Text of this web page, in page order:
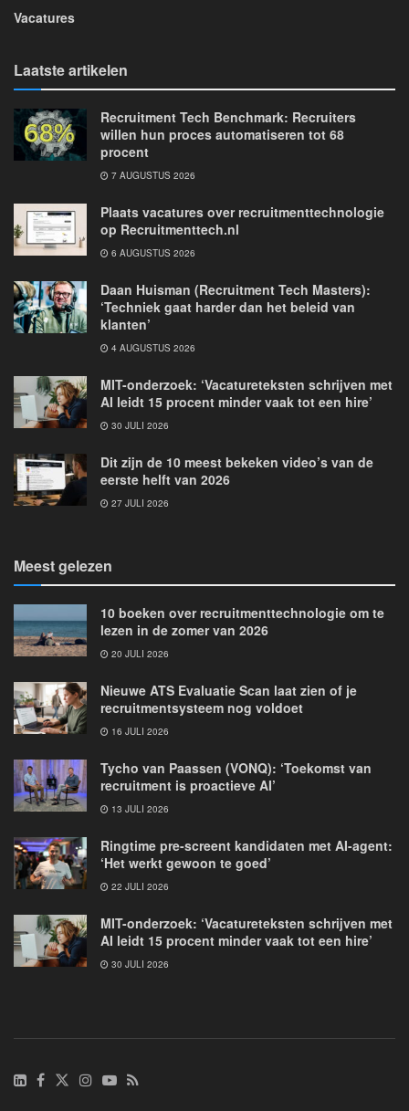
Vacatures
Laatste artikelen
Recruitment Tech Benchmark: Recruiters
willen hun proces automatiseren tot 68
procent
7 AUGUSTUS 2026
Plaats vacatures over recruitmenttechnologie
op Recruitmenttech.nl
6 AUGUSTUS 2026
Daan Huisman (Recruitment Tech Masters):
‘Techniek gaat harder dan het beleid van
klanten’
4 AUGUSTUS 2026
MIT-onderzoek: ‘Vacatureteksten schrijven met
AI leidt 15 procent minder vaak tot een hire’
30 JULI 2026
Dit zijn de 10 meest bekeken video’s van de
eerste helft van 2026
27 JULI 2026
Meest gelezen
10 boeken over recruitmenttechnologie om te
lezen in de zomer van 2026
20 JULI 2026
Nieuwe ATS Evaluatie Scan laat zien of je
recruitmentsysteem nog voldoet
16 JULI 2026
Tycho van Paassen (VONQ): ‘Toekomst van
recruitment is proactieve AI’
13 JULI 2026
Ringtime pre-screent kandidaten met AI-agent:
‘Het werkt gewoon te goed’
22 JULI 2026
MIT-onderzoek: ‘Vacatureteksten schrijven met
AI leidt 15 procent minder vaak tot een hire’
30 JULI 2026